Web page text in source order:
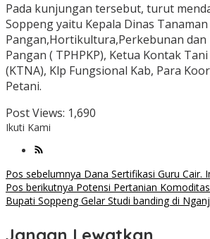
Pada kunjungan tersebut, turut
Soppeng yaitu Kepala Dinas Tanaman
Pangan,Hortikultura,Perkebunan dan
Pangan ( TPHPKP), Ketua Kontak
(KTNA), Klp Fungsional Kab, Para
Petani.
Post Views: 1,690
Ikuti Kami
Navigasi
pos
Pos sebelumnya Dana Sertifikasi Guru Cair.
Pos berikutnya Potensi Pertanian
Bupati Soppeng Gelar Studi banding di